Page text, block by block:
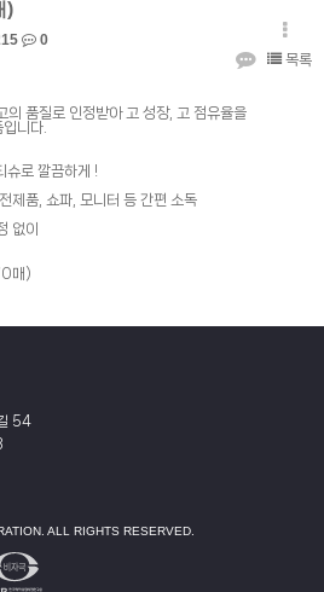
태화소개
사업소개
홍보센터
목록
)
0
품질로 인정받아 고 성장, 고 점유율을
니다.
슈로 깔끔하게 !
제품, 쇼파, 모니터 등 간편 소독
없이
매)
54
ALL RIGHTS RESERVED.